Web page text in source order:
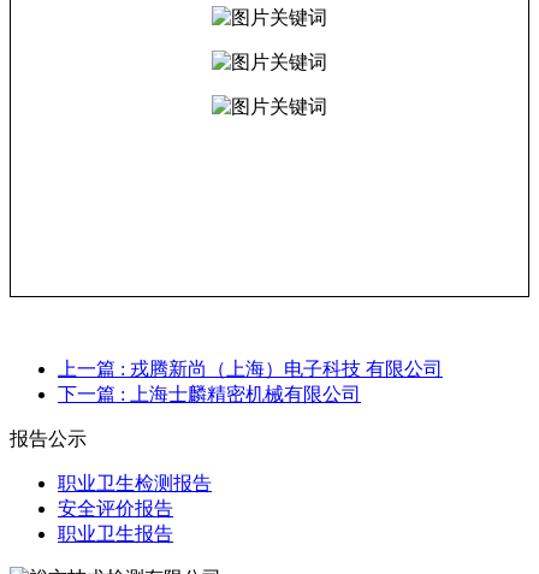
上一篇 : 戎腾新尚（上海）电子科技 有限公司
下一篇 : 上海士麟精密机械有限公司
报告公示
职业卫生检测报告
安全评价报告
职业卫生报告